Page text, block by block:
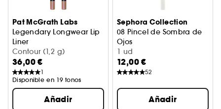
Pat McGrath Labs
Legendary Longwear Lip
Liner
Lápiz de labios
Contour (1,2 g)
36,00 €
1
Disponible en 19 tonos
Añadir
Sephora Collection
08 Pincel de Sombra de
Ojos
Aplicación intuitiva,
1 ud
12,00 €
52
Añadir